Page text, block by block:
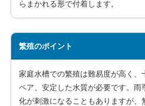
らまかれる形で付着します。
繁殖のポイント
家庭水槽での繁殖は難易度が高く、
ペア、安定した水質が必要です。
化が刺激になることもありますが、